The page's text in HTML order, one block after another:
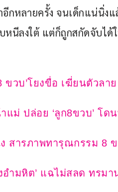
กหลายครั้ง จนเด็กแน่นิ่ง
หนีลงใต้ แต่ก็ถูกสกัดจับไ
ขวบ’โยงขื่อ เฆี่ยนตัวลา
ม่ ปล่อย ‘ลูก8ขวบ’ โด
สารภาพทารุณกรรม 8
ำมหิต’ แฉไม่สลด ทรมา